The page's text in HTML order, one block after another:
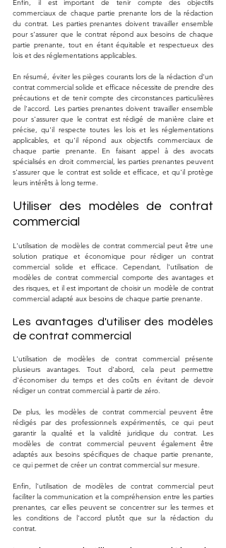
Enfin, il est important de tenir compte des objectifs
commerciaux de chaque partie prenante lors de la rédaction
du contrat. Les parties prenantes doivent travailler ensemble
pour s'assurer que le contrat répond aux besoins de chaque
partie prenante, tout en étant équitable et respectueux des
lois et des réglementations applicables.
En résumé, éviter les pièges courants lors de la rédaction d'un
contrat commercial solide et efficace nécessite de prendre des
précautions et de tenir compte des circonstances particulières
de l'accord. Les parties prenantes doivent travailler ensemble
pour s'assurer que le contrat est rédigé de manière claire et
précise, qu'il respecte toutes les lois et les réglementations
applicables, et qu'il répond aux objectifs commerciaux de
chaque partie prenante. En faisant appel à des avocats
spécialisés en droit commercial, les parties prenantes peuvent
s'assurer que le contrat est solide et efficace, et qu'il protège
leurs intérêts à long terme.
Utiliser des modèles de contrat
commercial
L'utilisation de modèles de contrat commercial peut être une
solution pratique et économique pour rédiger un contrat
commercial solide et efficace. Cependant, l'utilisation de
modèles de contrat commercial comporte des avantages et
des risques, et il est important de choisir un modèle de contrat
commercial adapté aux besoins de chaque partie prenante.
Les avantages d'utiliser des modèles
de contrat commercial
L'utilisation de modèles de contrat commercial présente
plusieurs avantages. Tout d'abord, cela peut permettre
d'économiser du temps et des coûts en évitant de devoir
rédiger un contrat commercial à partir de zéro.
De plus, les modèles de contrat commercial peuvent être
rédigés par des professionnels expérimentés, ce qui peut
garantir la qualité et la validité juridique du contrat. Les
modèles de contrat commercial peuvent également être
adaptés aux besoins spécifiques de chaque partie prenante,
ce qui permet de créer un contrat commercial sur mesure.
Enfin, l'utilisation de modèles de contrat commercial peut
faciliter la communication et la compréhension entre les parties
prenantes, car elles peuvent se concentrer sur les termes et
les conditions de l'accord plutôt que sur la rédaction du
contrat.